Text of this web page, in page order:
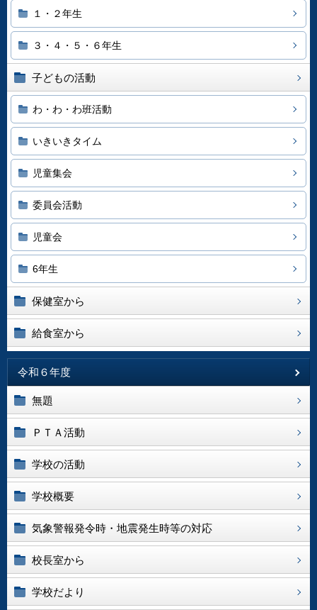
１・２年生
３・４・５・６年生
子どもの活動
わ・わ・わ班活動
いきいきタイム
児童集会
委員会活動
児童会
6年生
保健室から
給食室から
令和６年度
無題
ＰＴＡ活動
学校の活動
学校概要
気象警報発令時・地震発生時等の対応
校長室から
学校だより